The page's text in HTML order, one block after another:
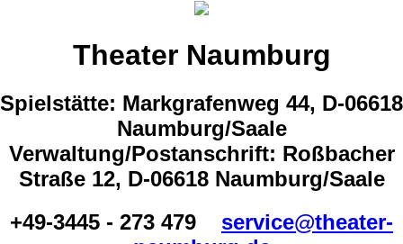
Theater Naumburg
Spielstätte: Markgrafenweg 44, D-06618
Naumburg/Saale
Verwaltung/Postanschrift: Roßbacher
Straße 12, D-06618 Naumburg/Saale
+49-3445 - 273 479
service@theater-